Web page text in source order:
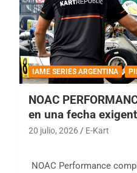
IAME SERIES ARGENTINA
NOAC
en una fecha
20 julio, 2026 E-Kart
NOAC Performance